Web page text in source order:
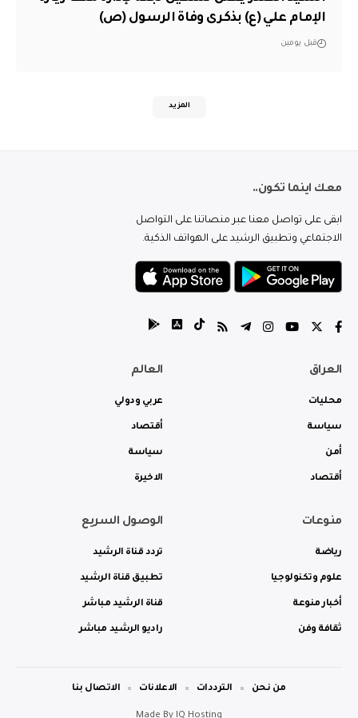
الإمام علي (ع) بذكرى وفاة الرسول (ص)
قبل يومين
المزيد
معك اينما تكون..
ابقى على تواصل معنا عبر منصاتنا على التواصل
الاجتماعي وتطبيق الرشيد على الهواتف الذكية.
العراق
محليات
سياسة
أمن
أقتصاد
العالم
عربي ودولي
أقتصاد
سياسة
الاخيرة
منوعات
رياضة
علوم وتكنولوجيا
أخبار منوعة
ثقافة وفن
الوصول السريع
تردد قناة الرشيد
تطبيق قناة الرشيد
قناة الرشيد مباشر
راديو الرشيد مباشر
Made By IQ Hosting
من نحن الترددات الاعلانات الاتصال بنا